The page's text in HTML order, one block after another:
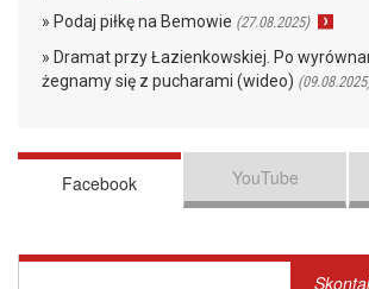
» Podaj piłkę na Bemowie (27.08.2025)
» Dramat przy Łazienkowskiej. Po
żegnamy się z pucharami (wideo)
Facebook YouTube